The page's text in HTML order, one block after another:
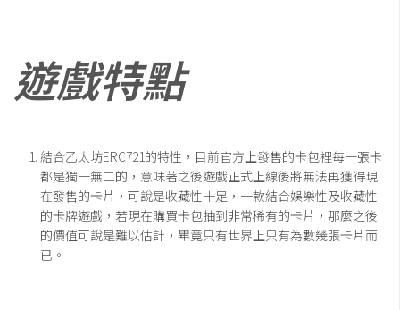
遊戲特點
結合乙太坊ERC721的特性，目前官方上發售的卡包裡每一張卡
都是獨一無二的，意味著之後遊戲正式上線後將無法再獲得現
在發售的卡片，可說是收藏性十足，一款結合娛樂性及收藏性
的卡牌遊戲，若現在購買卡包抽到非常稀有的卡片，那麼之後
的價值可說是難以估計，畢竟只有世界上只有為數幾張卡片而
已。